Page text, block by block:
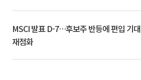
MSCI 발표 D-7…후보주 반등에 편입 기대
재점화